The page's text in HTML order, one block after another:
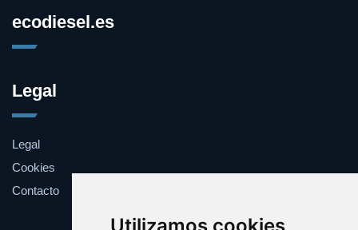
ecodiesel.es
Legal
Legal
Cookies
Contacto